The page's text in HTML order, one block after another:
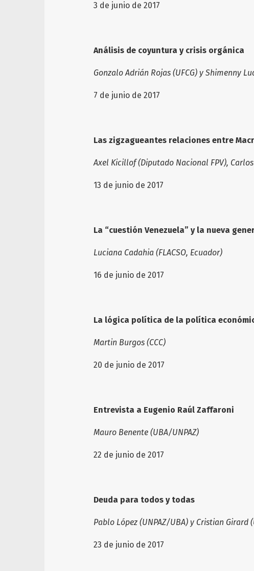
3 de junio de 2017
Análisis de coyuntura y crisis orgánica
Gonzalo Adrián Rojas (UFCG) y Shimenny
7 de junio de 2017
Las zigzagueantes relaciones entre
Axel Kicillof (Diputado Nacional FPV),
13 de junio de 2017
La “cuestión Venezuela” y la nueva
Luciana Cadahia (FLACSO, Ecuador)
16 de junio de 2017
La lógica política de la política
Martin Burgos (CCC)
20 de junio de 2017
Entrevista a Eugenio Raúl Zaffaroni
Mauro Benente (UBA/UNPAZ)
22 de junio de 2017
Deuda para todos y todas
Pablo López (UNPAZ/UBA) y Cristian Girard
23 de junio de 2017